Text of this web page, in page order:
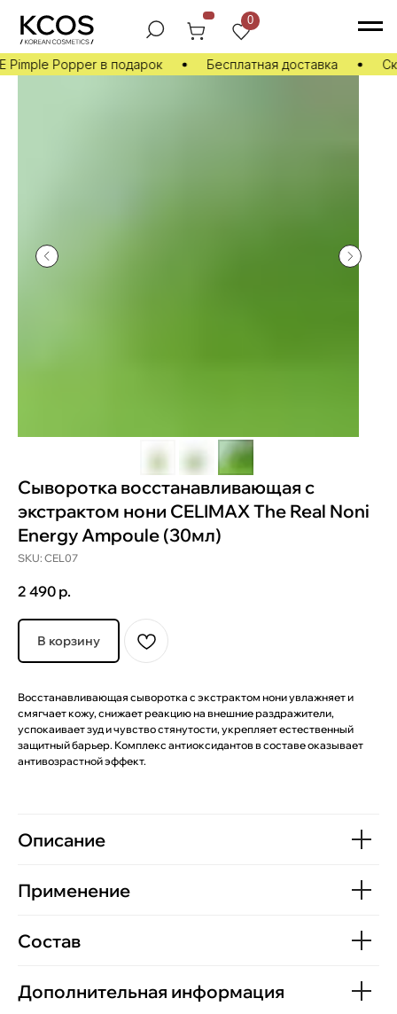
Popper в подарок Бесплатная доставка
Сыворотка восстанавливающая с
экстрактом нони CELIMAX The Real Noni
Energy Ampoule (30мл)
SKU: CEL07
2 490 р.
В корзину
Восстанавливающая сыворотка с экстрактом нони увлажняет и
смягчает кожу, снижает реакцию на внешние раздражители,
успокаивает зуд и чувство стянутости, укрепляет естественный
защитный барьер. Комплекс антиоксидантов в составе оказывает
антивозрастной эффект.
Описание
Применение
Состав
Дополнительная информация